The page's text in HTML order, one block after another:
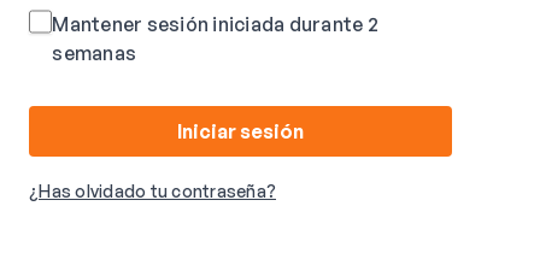
Mantener sesión iniciada durante 2
semanas
Iniciar sesión
¿Has olvidado tu contraseña?